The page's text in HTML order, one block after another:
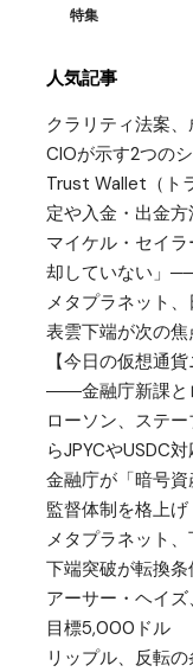
特集
人気記事
クラリティ法案
CIOが示す2つの
Trust Wallet（ト
定や入金・出金
マイケル・セイ
却していない」
メタプラネット
表雲下端が次の焦
【今日の仮想通
――金融庁新課と
ローソン、ステ
らJPYCやUSDC
金融庁が「暗号
監督体制を格上げ
メタプラネット
下端突破が転換
アーサー・ヘイ
目標5,000ドル
リップル、反転